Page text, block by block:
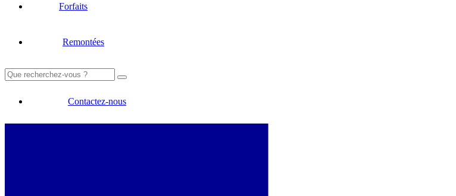
Forfaits
Remontées
Rechercher :
Contactez-nous